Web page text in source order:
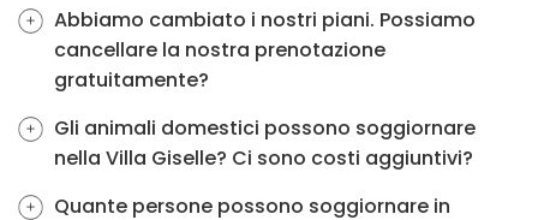
Abbiamo cambiato i nostri piani. Possiamo
cancellare la nostra prenotazione
gratuitamente?
Gli animali domestici possono soggiornare
nella Villa Giselle? Ci sono costi aggiuntivi?
Quante persone possono soggiornare in